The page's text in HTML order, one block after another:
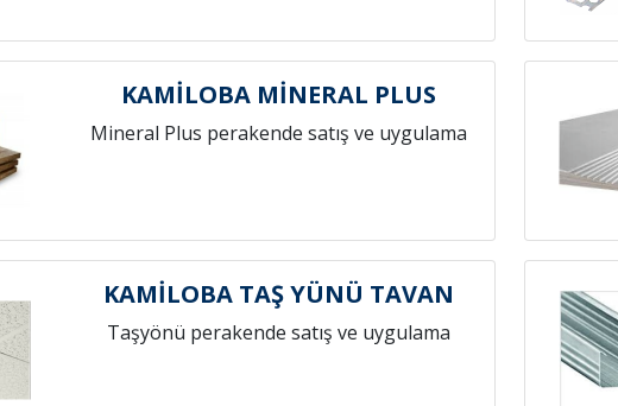
KAMİLOBA MİNERAL PLUS
Mineral Plus perakende satış ve uygulama
KAMİLOBA TAŞ YÜNÜ TAVAN
Taşyönü perakende satış ve uygulama